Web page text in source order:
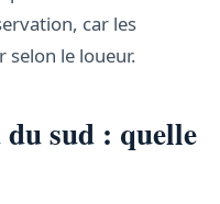
car les
selon le loueur.
sud : quelle